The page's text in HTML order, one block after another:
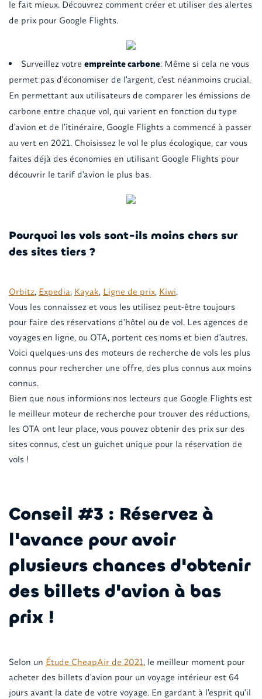
le fait mieux. Découvrez comment créer et utiliser des alertes
de prix pour Google Flights.
Surveillez votre empreinte carbone: Même si cela ne vous
permet pas d'économiser de l'argent, c'est néanmoins crucial.
En permettant aux utilisateurs de comparer les émissions de
carbone entre chaque vol, qui varient en fonction du type
d'avion et de l'itinéraire, Google Flights a commencé à passer
au vert en 2021. Choisissez le vol le plus écologique, car vous
faites déjà des économies en utilisant Google Flights pour
découvrir le tarif d'avion le plus bas.
Pourquoi les vols sont-ils moins chers sur
des sites tiers ?
Orbitz, Expedia, Kayak, Ligne de prix, Kiwi.
Vous les connaissez et vous les utilisez peut-être toujours
pour faire des réservations d'hôtel ou de vol. Les agences de
voyages en ligne, ou OTA, portent ces noms et bien d'autres.
Voici quelques-uns des moteurs de recherche de vols les plus
connus pour rechercher une offre, des plus connus aux moins
connus.
Bien que nous informions nos lecteurs que Google Flights est
le meilleur moteur de recherche pour trouver des réductions,
les OTA ont leur place, vous pouvez obtenir des prix sur des
sites connus, c'est un guichet unique pour la réservation de
vols !
Conseil #3 : Réservez à
l'avance pour avoir
plusieurs chances d'obtenir
des billets d'avion à bas
prix !
Selon un Étude CheapAir de 2021, le meilleur moment pour
acheter des billets d'avion pour un voyage intérieur est 64
jours avant la date de votre voyage. En gardant à l'esprit qu'il